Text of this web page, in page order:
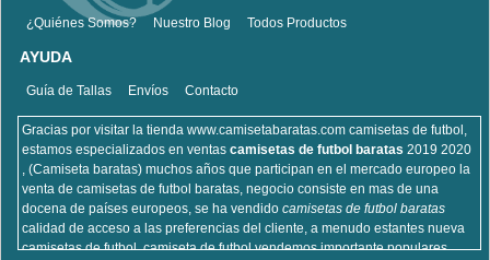
¿Quiénes Somos? Nuestro Blog Todos Productos
AYUDA
Guía de Tallas Envíos Contacto
Gracias por visitar la tienda www.camisetabaratas.com camisetas de futbol,
estamos especializados en ventas camisetas de futbol baratas 2019 2020
, (Camiseta baratas) muchos años que participan en el mercado europeo la
venta de camisetas de futbol baratas, negocio consiste en mas de una
docena de países europeos, se ha vendido camisetas de futbol baratas
calidad de acceso a las preferencias del cliente, a menudo estantes nueva
camisetas de futbol, camiseta de futbol vendemos importante populares,